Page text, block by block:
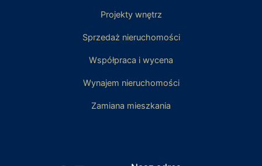
Projekty wnętrz
Sprzedaż nieruchomości
Współpraca i wycena
Wynajem nieruchomości
Zamiana mieszkania